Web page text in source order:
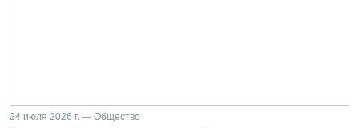
24 июля 2026 г. — Общество